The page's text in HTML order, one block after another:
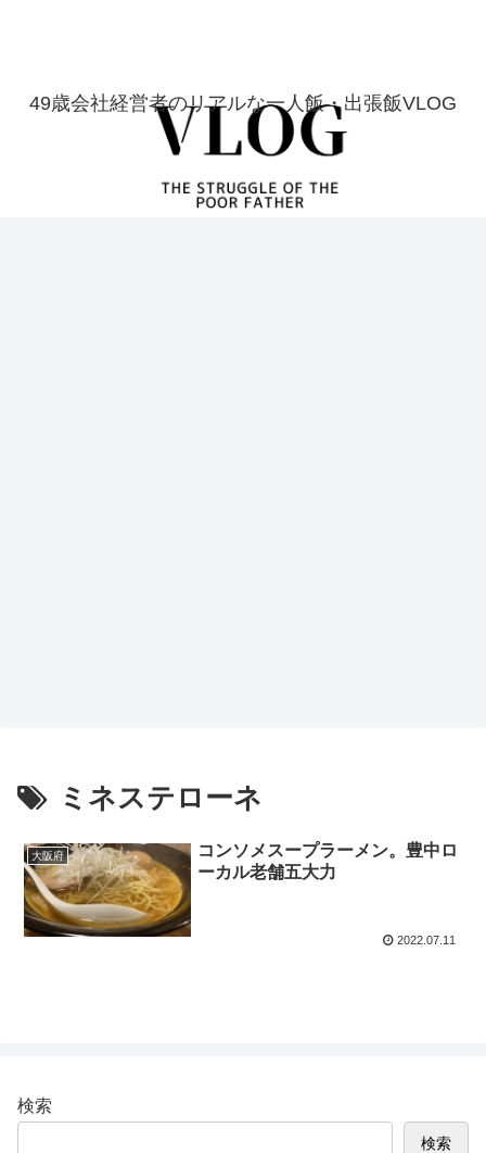
49歳会社経営者のリアルな一人飯・出張飯VLOG
ミネステローネ
大阪府
コンソメスープラーメン。豊中ロ
ーカル老舗五大力
2022.07.11
検索
検索